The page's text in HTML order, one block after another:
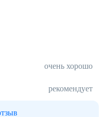
очень хорошо
рекомендует